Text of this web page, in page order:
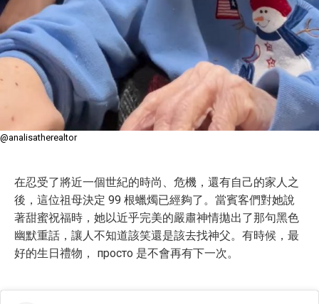
@analisatherealtor
在忍受了將近一個世紀的時尚、危機，還有自己的家人之
後，這位祖母決定 99 根蠟燭已經夠了。當賓客們對她說
著甜蜜祝福時，她以近乎完美的嚴肅神情拋出了那句黑色
幽默重話，讓人不知道該笑還是該去找神父。有時候，最
好的生日禮物， просто 是不會再有下一次。